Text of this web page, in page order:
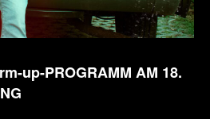
up-PROGRAMM AM 18.